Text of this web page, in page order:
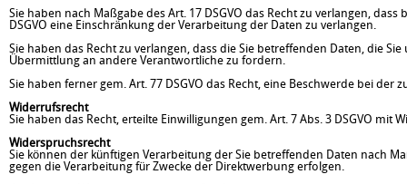
Sie haben nach Maßgabe des Art. 17 DSGVO das Recht zu verlangen,
DSGVO eine Einschränkung der Verarbeitung der Daten zu verlangen.
Sie haben das Recht zu verlangen, dass die Sie betreffenden Daten, die
Übermittlung an andere Verantwortliche zu fordern.
Sie haben ferner gem. Art. 77 DSGVO das Recht, eine Beschwerde bei
Widerrufsrecht
Sie haben das Recht, erteilte Einwilligungen gem. Art. 7 Abs. 3 DSGVO mit
Widerspruchsrecht
Sie können der künftigen Verarbeitung der Sie betreffenden Daten nach
gegen die Verarbeitung für Zwecke der Direktwerbung erfolgen.